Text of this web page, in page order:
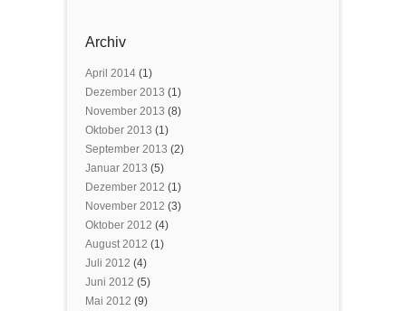
Archiv
April 2014 (1)
Dezember 2013 (1)
November 2013 (8)
Oktober 2013 (1)
September 2013 (2)
Januar 2013 (5)
Dezember 2012 (1)
November 2012 (3)
Oktober 2012 (4)
August 2012 (1)
Juli 2012 (4)
Juni 2012 (5)
Mai 2012 (9)